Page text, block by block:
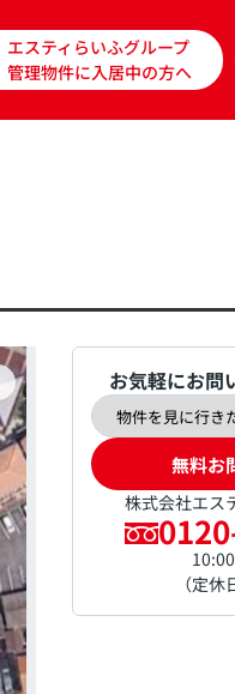
エスティらいふグループ
管理物件に入居中の方へ
お気軽にお問
無料お
株式会社エス
（定休